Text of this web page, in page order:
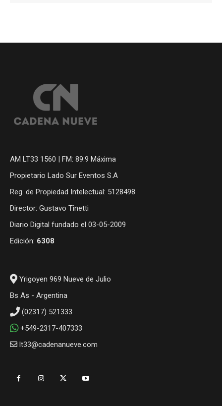
AM LT33 1560 | FM: 89.9 Máxima
Propietario Lado Sur Eventos S.A
Reg. de Propiedad Intelectual: 5128498
Director: Gustavo Tinetti
Diario Digital fundado el 03-05-2009
Edición: 6308
Yrigoyen 969 Nueve de Julio
Bs As - Argentina
(02317) 521333
+549-2317-407333
lt33@cadenanueve.com